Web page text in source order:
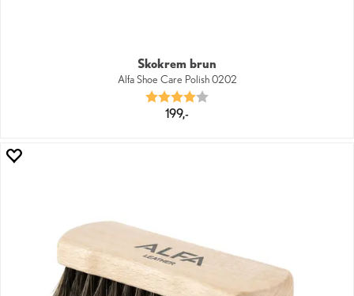
Skokrem brun
Alfa Shoe Care Polish 0202
Karakter:
199,-